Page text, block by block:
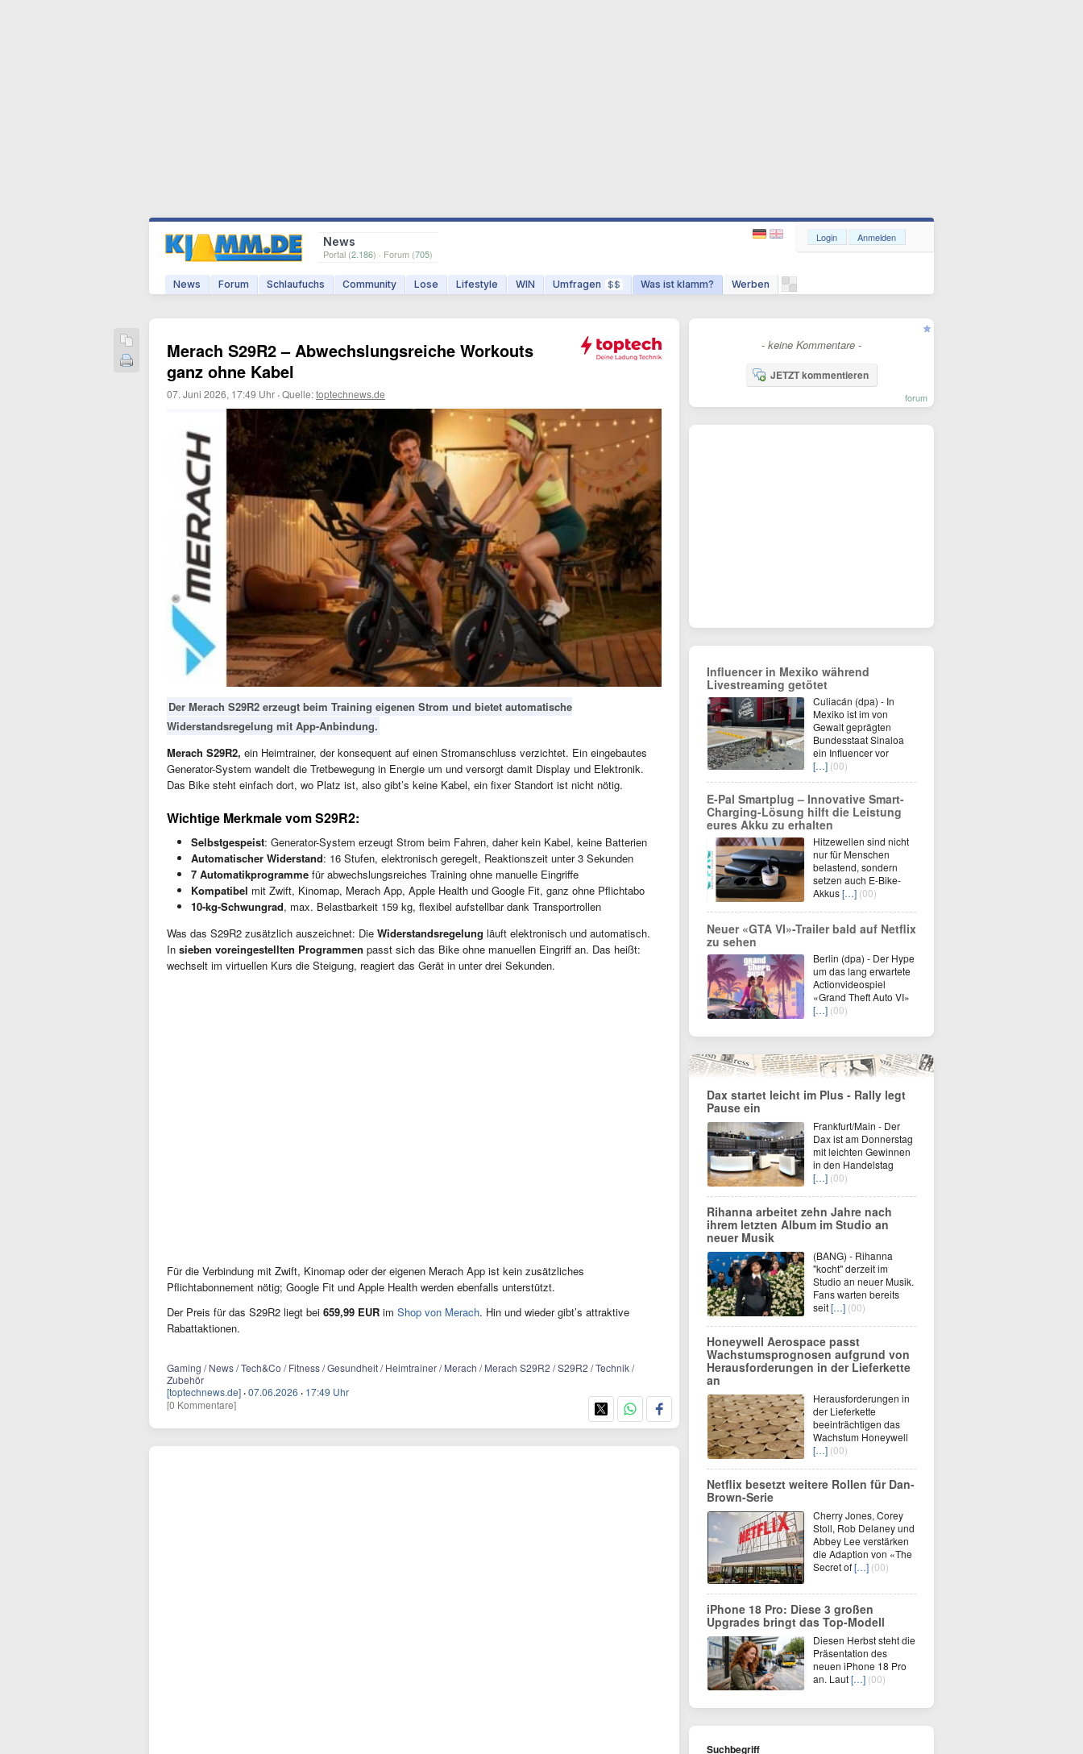
News
Portal (2.186) · Forum (705)
News Forum Schlaufuchs Community Lose Lifestyle WIN Umfragen $$ Was ist klamm? Werben
Login Anmelden
Merach S29R2 – Abwechslungsreiche Workouts
ganz ohne Kabel
07. Juni 2026, 17:49 Uhr ·Quelle:toptechnews.de
Der Merach S29R2 erzeugt beim Training eigenen Strom und bietet automatische
Widerstandsregelung mit App-Anbindung.
Merach S29R2, ein Heimtrainer, der konsequent auf einen Stromanschluss verzichtet. Ein eingebautes
Generator-System wandelt die Tretbewegung in Energie um und versorgt damit Display und Elektronik.
Das Bike steht einfach dort, wo Platz ist, also gibt’s keine Kabel, ein fixer Standort ist nicht nötig.
Wichtige Merkmale vom S29R2:
Selbstgespeist: Generator-System erzeugt Strom beim Fahren, daher kein Kabel, keine Batterien
Automatischer Widerstand: 16 Stufen, elektronisch geregelt, Reaktionszeit unter 3 Sekunden
7 Automatikprogramme für abwechslungsreiches Training ohne manuelle Eingriffe
Kompatibel mit Zwift, Kinomap, Merach App, Apple Health und Google Fit, ganz ohne Pflichtabo
10-kg-Schwungrad, max. Belastbarkeit 159 kg, flexibel aufstellbar dank Transportrollen
Was das S29R2 zusätzlich auszeichnet: Die Widerstandsregelung läuft elektronisch und automatisch.
In sieben voreingestellten Programmen passt sich das Bike ohne manuellen Eingriff an. Das heißt:
wechselt im virtuellen Kurs die Steigung, reagiert das Gerät in unter drei Sekunden.
Für die Verbindung mit Zwift, Kinomap oder der eigenen Merach App ist kein zusätzliches
Pflichtabonnement nötig; Google Fit und Apple Health werden ebenfalls unterstützt.
Der Preis für das S29R2 liegt bei 659,99 EUR im Shop von Merach. Hin und wieder gibt’s attraktive
Rabattaktionen.
Gaming / News / Tech&Co / Fitness / Gesundheit / Heimtrainer / Merach / Merach S29R2 / S29R2 / Technik /
Zubehör
[toptechnews.de] ·07.06.2026 · 17:49 Uhr
[0 Kommentare]
- keine Kommentare -
JETZT kommentieren
forum
Influencer in Mexiko während
Livestreaming getötet
Culiacán (dpa) - In
Mexiko ist im von
Gewalt geprägten
Bundesstaat Sinaloa
ein Influencer vor
[…] (00)
E-Pal Smartplug – Innovative Smart-
Charging-Lösung hilft die Leistung
eures Akku zu erhalten
Hitzewellen sind nicht
nur für Menschen
belastend, sondern
setzen auch E-Bike-
Akkus[…] (00)
Neuer «GTA VI»-Trailer bald auf Netflix
zu sehen
Berlin (dpa) - Der Hype
um das lang erwartete
Actionvideospiel
«Grand Theft Auto VI»
[…] (00)
Dax startet leicht im Plus - Rally legt
Pause ein
Frankfurt/Main - Der
Dax ist am Donnerstag
mit leichten Gewinnen
in den Handelstag
[…] (00)
Rihanna arbeitet zehn Jahre nach
ihrem letzten Album im Studio an
neuer Musik
(BANG) - Rihanna
"kocht" derzeit im
Studio an neuer Musik.
Fans warten bereits
seit[…] (00)
Honeywell Aerospace passt
Wachstumsprognosen aufgrund von
Herausforderungen in der Lieferkette
an
Herausforderungen in
der Lieferkette
beeinträchtigen das
Wachstum Honeywell
[…] (00)
Netflix besetzt weitere Rollen für Dan-
Brown-Serie
Cherry Jones, Corey
Stoll, Rob Delaney und
Abbey Lee verstärken
die Adaption von «The
Secret of[…] (00)
iPhone 18 Pro: Diese 3 großen
Upgrades bringt das Top-Modell
Diesen Herbst steht die
Präsentation des
neuen iPhone 18 Pro
an. Laut[…] (00)
Suchbegriff